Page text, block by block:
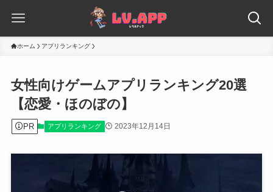
ホーム アプリランキング
女性向けゲームアプリランキング20選
【恋愛・ほのぼの】
PR アプリランキング 2023年12月14日